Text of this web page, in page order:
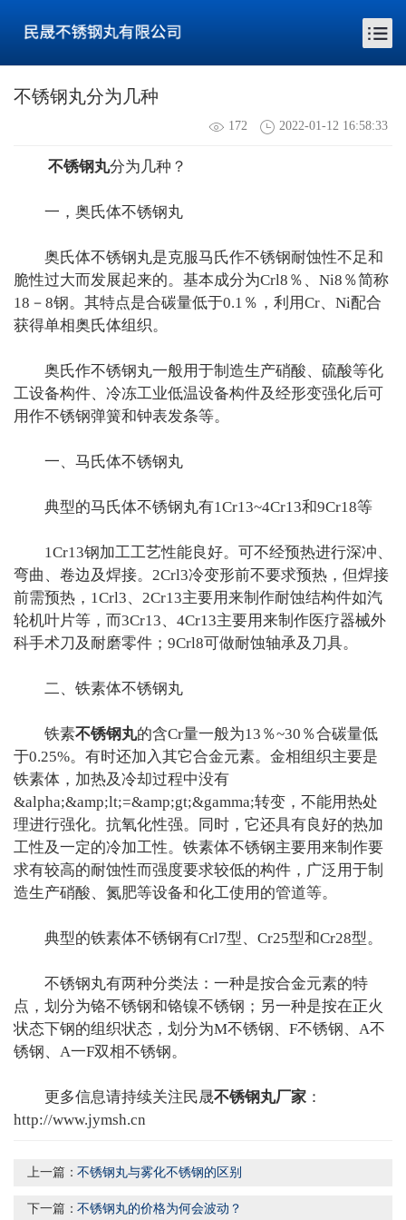
不锈钢丸分为几种
172 2022-01-12 16:58:33
不锈钢丸分为几种？
一，奥氏体不锈钢丸
奥氏体不锈钢丸是克服马氏作不锈钢耐蚀性不足和
脆性过大而发展起来的。基本成分为Crl8％、Ni8％简称
18－8钢。其特点是合碳量低于0.1％，利用Cr、Ni配合
获得单相奥氏体组织。
奥氏作不锈钢丸一般用于制造生产硝酸、硫酸等化
工设备构件、冷冻工业低温设备构件及经形变强化后可
用作不锈钢弹簧和钟表发条等。
一、马氏体不锈钢丸
典型的马氏体不锈钢丸有1Cr13~4Cr13和9Cr18等
1Cr13钢加工工艺性能良好。可不经预热进行深冲、
弯曲、卷边及焊接。2Crl3冷变形前不要求预热，但焊接
前需预热，1Crl3、2Cr13主要用来制作耐蚀结构件如汽
轮机叶片等，而3Cr13、4Cr13主要用来制作医疗器械外
科手术刀及耐磨零件；9Crl8可做耐蚀轴承及刀具。
二、铁素体不锈钢丸
铁素不锈钢丸的含Cr量一般为13％~30％合碳量低
于0.25%。有时还加入其它合金元素。金相组织主要是
铁素体，加热及冷却过程中没有
&alpha;&amp;lt;=&amp;gt;&gamma;转变，不能用热处
理进行强化。抗氧化性强。同时，它还具有良好的热加
工性及一定的冷加工性。铁素体不锈钢主要用来制作要
求有较高的耐蚀性而强度要求较低的构件，广泛用于制
造生产硝酸、氮肥等设备和化工使用的管道等。
典型的铁素体不锈钢有Crl7型、Cr25型和Cr28型。
不锈钢丸有两种分类法：一种是按合金元素的特
点，划分为铬不锈钢和铬镍不锈钢；另一种是按在正火
状态下钢的组织状态，划分为M不锈钢、F不锈钢、A不
锈钢、A一F双相不锈钢。
更多信息请持续关注民晟不锈钢丸厂家 ：
http://www.jymsh.cn
上一篇：不锈钢丸与雾化不锈钢的区别
下一篇：不锈钢丸的价格为何会波动？